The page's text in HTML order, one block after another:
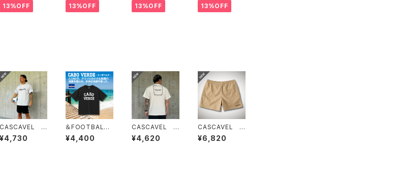
イトブルー
13%OFF
ルバーグレー
13%OFF
イビー
13%OFF
ワイト
13%OFF
CASCAVEL C
LUB PRA-SHI
RT シルバーグ
¥4,730
＆FOOTBALL
CABO VERD
E BOX TEE ブ
¥4,400
CASCAVEL ス
クエアロゴプラ
クティスシャツ
¥4,620
CASCAVEL ナ
イロンワイドショ
ーツ サンドベ
¥6,820